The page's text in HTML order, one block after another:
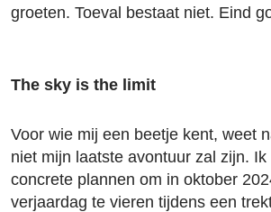
groeten. Toeval bestaat niet. Eind
The sky is the limit
Voor wie mij een beetje kent, weet
niet mijn laatste avontuur zal zijn.
concrete plannen om in oktober
verjaardag te vieren tijdens een